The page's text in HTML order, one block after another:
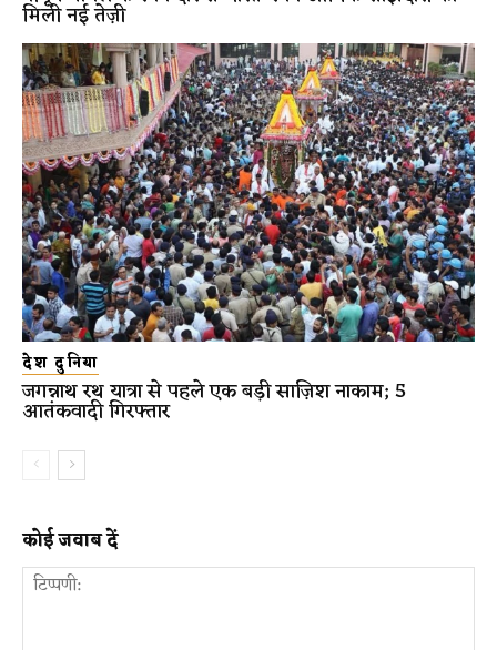
मिली नई तेज़ी
देश दुनिया
जगन्नाथ रथ यात्रा से पहले एक बड़ी साज़िश नाकाम; 5
आतंकवादी गिरफ्तार
कोई जवाब दें